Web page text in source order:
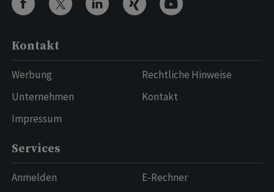
Kontakt
Werbung
Unternehmen
Impressum
Rechtliche Hinweise
Kontakt
Services
Anmelden
E-Rechner